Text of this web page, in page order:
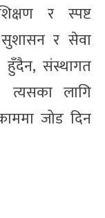
र स्पष्ट
सुशासन र सेवा
हुँदैन, संस्थागत
त्यसका लागि
जोड दिन